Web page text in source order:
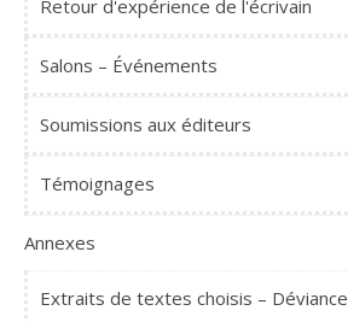
Retour d'expérience de l'écrivain
Salons – Événements
Soumissions aux éditeurs
Témoignages
Annexes
Extraits de textes choisis – Déviance